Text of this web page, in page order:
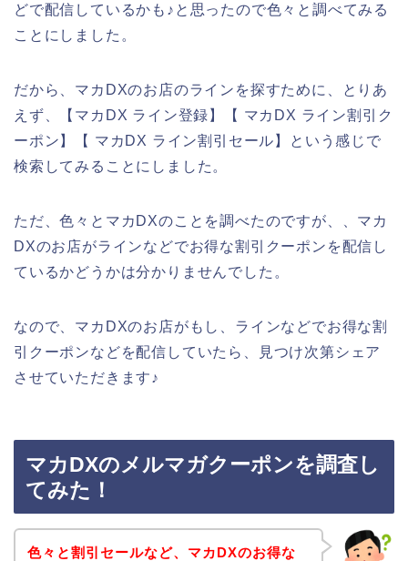
どで配信しているかも♪と思ったので色々と調べてみる
ことにしました。
だから、マカDXのお店のラインを探すために、とりあ
えず、【マカDX ライン登録】【 マカDX ライン割引ク
ーポン】【 マカDX ライン割引セール】という感じで
検索してみることにしました。
ただ、色々とマカDXのことを調べたのですが、、マカ
DXのお店がラインなどでお得な割引クーポンを配信し
ているかどうかは分かりませんでした。
なので、マカDXのお店がもし、ラインなどでお得な割
引クーポンなどを配信していたら、見つけ次第シェア
させていただきます♪
マカDXのメルマガクーポンを調査し
てみた！
色々と割引セールなど、マカDXのお得な